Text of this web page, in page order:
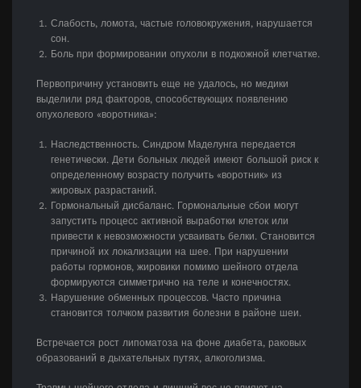
Слабость, ломота, частые головокружения, нарушается
сон.
Боль при формировании опухоли в подкожной клетчатке.
Первопричину установить еще не удалось, но медики
выделили ряд факторов, способствующих появлению
опухолевого «воротника»:
Наследственность. Синдром Маделунга передается
генетически. Дети больных людей имеют большой риск к
определенному возрасту получить «воротник» из
жировых разрастаний.
Гормональный дисбаланс. Гормональные сбои могут
запустить процесс активной выработки клеток или
привести к невозможности усваивать белки. Становится
причиной их локализации на шее. При нарушении
работы гормонов, жировики помимо шейного отдела
формируются симметрично на теле и конечностях.
Нарушение обменных процессов. Часто причина
становится толчком развития болезни в районе шеи.
Встречается рост липоматоза на фоне диабета, раковых
образований в дыхательных путях, алкоголизма.